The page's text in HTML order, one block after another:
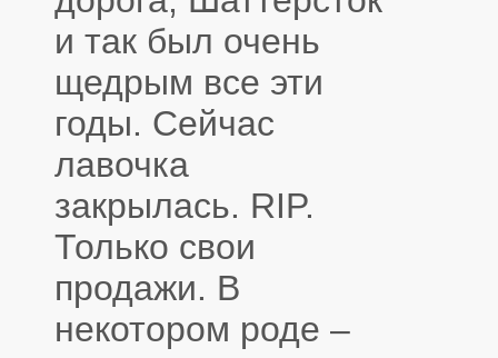
и так был очень
щедрым все эти
годы. Сейчас
лавочка
закрылась. RIP.
Только свои
продажи. В
некотором роде –